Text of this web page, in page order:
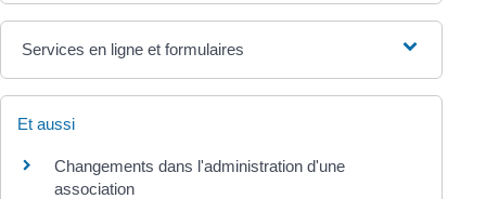
Services en ligne et formulaires
Et aussi
Changements dans l'administration d'une
association